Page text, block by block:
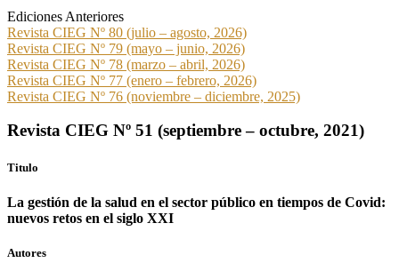
Ediciones Anteriores
Revista CIEG Nº 80 (julio – agosto, 2026)
Revista CIEG Nº 79 (mayo – junio, 2026)
Revista CIEG Nº 78 (marzo – abril, 2026)
Revista CIEG Nº 77 (enero – febrero, 2026)
Revista CIEG Nº 76 (noviembre – diciembre, 2025)
Revista CIEG Nº 51 (septiembre – octubre, 2021)
Titulo
La gestión de la salud en el sector público en tiempos de Covid:
nuevos retos en el siglo XXI
Autores